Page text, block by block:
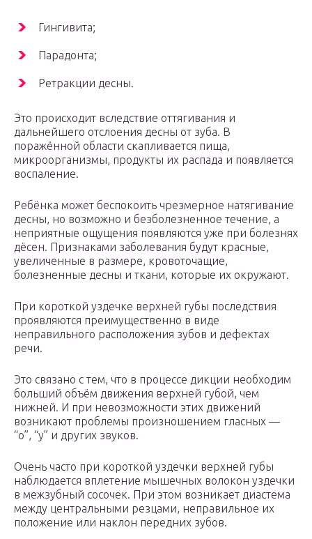
Гингивита;
Парадонта;
Ретракции десны.
Это происходит вследствие оттягивания и
дальнейшего отслоения десны от зуба. В
поражённой области скапливается пища,
микроорганизмы, продукты их распада и появляется
воспаление.
Ребёнка может беспокоить чрезмерное натягивание
десны, но возможно и безболезненное течение, а
неприятные ощущения появляются уже при болезнях
дёсен. Признаками заболевания будут красные,
увеличенные в размере, кровоточащие,
болезненные десны и ткани, которые их окружают.
При короткой уздечке верхней губы последствия
проявляются преимущественно в виде
неправильного расположения зубов и дефектах
речи.
Это связано с тем, что в процессе дикции необходим
больший объём движения верхней губой, чем
нижней. И при невозможности этих движений
возникают проблемы произношением гласных —
“о”, “у” и других звуков.
Очень часто при короткой уздечки верхней губы
наблюдается вплетение мышечных волокон уздечки
в межзубный сосочек. При этом возникает диастема
между центральными резцами, неправильное их
положение или наклон передних зубов.